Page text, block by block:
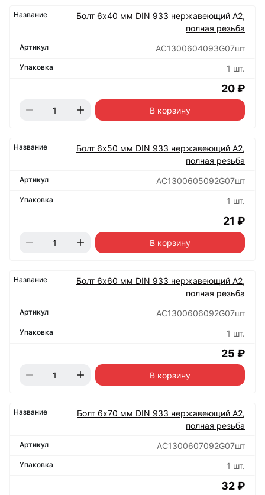
Болт 6х40 мм DIN 933 нержавеющий А2,
полная резьба
АС1300604093G07шт
1 шт.
20 ₽
В корзину
Болт 6х50 мм DIN 933 нержавеющий А2,
полная резьба
АС1300605092G07шт
1 шт.
21 ₽
В корзину
Болт 6х60 мм DIN 933 нержавеющий А2,
полная резьба
АС1300606092G07шт
1 шт.
25 ₽
В корзину
Болт 6х70 мм DIN 933 нержавеющий А2,
полная резьба
АС1300607092G07шт
1 шт.
32 ₽